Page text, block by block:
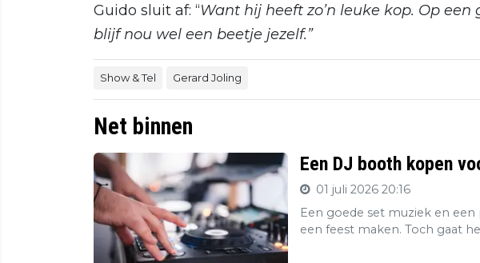
Guido sluit af: “Want hij heeft zo’n leuke kop. Op
blijf nou wel een beetje jezelf.”
Show & Tel Gerard Joling
Net binnen
Een DJ booth kopen
01 juli 2026 20:16
Een goede set muziek en
een feest maken. Toch gaat